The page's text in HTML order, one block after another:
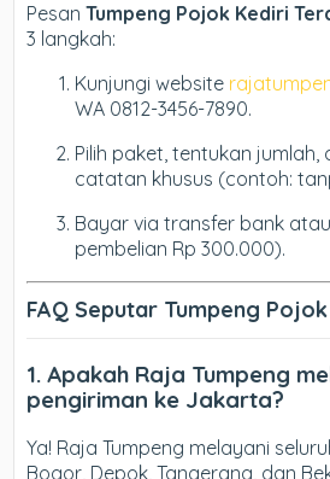
PesanTumpeng Pojok Kediri
3 langkah:
Kunjungi website
WA 0812-3456-7890.
Pilih paket, tentukan
catatan khusus (contoh:
Bayar via transfer bank
pembelian Rp 300.000).
FAQ Seputar Tumpeng
1. Apakah Raja Tumpeng
pengiriman ke Jakarta?
Ya! Raja Tumpeng melayani
Bogor, Depok, Tangerang, dan